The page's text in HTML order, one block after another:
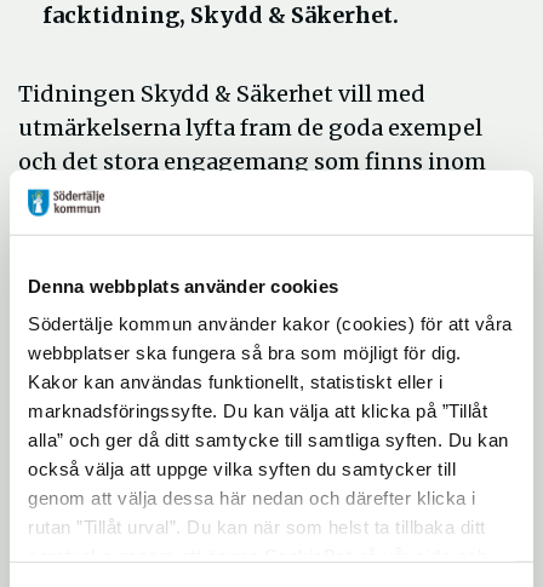
Denna webbplats använder cookies
Södertälje kommun använder kakor (cookies) för att våra
webbplatser ska fungera så bra som möjligt för dig.
Kakor kan användas funktionellt, statistiskt eller i
marknadsföringssyfte. Du kan välja att klicka på ”Tillåt
alla” och ger då ditt samtycke till samtliga syften. Du kan
också välja att uppge vilka syften du samtycker till
genom att välja dessa här nedan och därefter klicka i
rutan ”Tillåt urval”. Du kan när som helst ta tillbaka ditt
facktidning, Skydd & Säkerhet.
Tidningen Skydd & Säkerhet vill med
utmärkelserna lyfta fram de goda exempel
och det stora engagemang som finns inom
säkerhet.
någon objektivt bedömt vårt faktiska
arbete och visar att vi strävar åt rätt håll. Jag
tänker på det interna arbetet med
säkerhetsfrågorna och kommunens
samverkan med polis och
räddningstjänst, säger Sven Tillman,
säkerhetschef i Södertälje kommun.